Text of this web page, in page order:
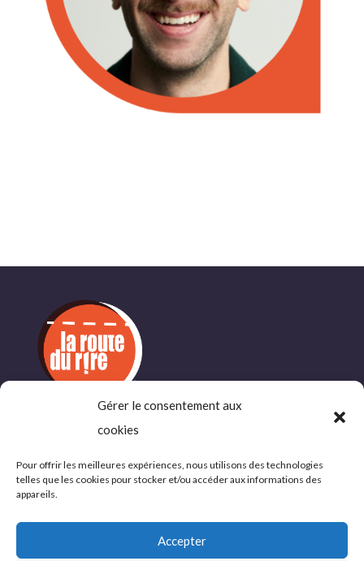
Gérer le consentement aux
cookies
Pour offrir les meilleures expériences, nous utilisons des technologies
telles que les cookies pour stocker et/ou accéder aux informations des
appareils.
Accepter
INFORMATIONS
COMPLÉMENTAIRES
Politique de confidentialité